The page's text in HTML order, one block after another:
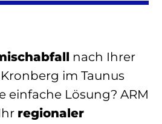
nach Ihrer
im Taunus
einfache Lösung? ARM
regionaler